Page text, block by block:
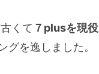
くて ７plusを現役
グを逸しました。